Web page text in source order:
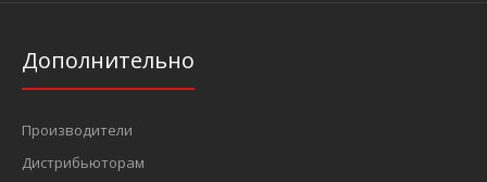
Дополнительно
Производители
Дистрибьюторам